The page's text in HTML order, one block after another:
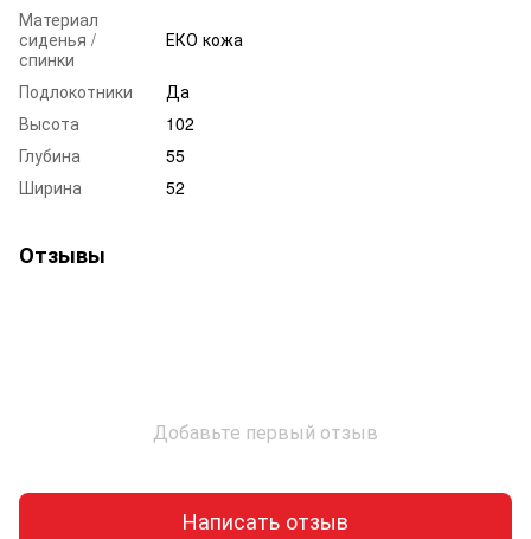
Материал
сиденья /
спинки
ЕКО кожа
Подлокотники
Да
Высота
102
Глубина
55
Ширина
52
Отзывы
Добавьте первый отзыв
Написать отзыв